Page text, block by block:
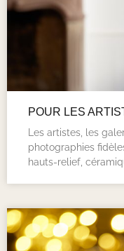
POUR LES
Les artistes, les
photographies
hauts-relief,